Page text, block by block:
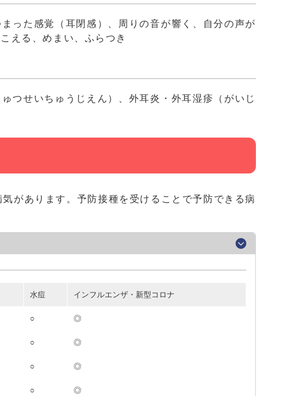
った感覚（耳閉感）、周りの音が響く、自分の声が
る、めまい、ふらつき
つせいちゅうじえん）、外耳炎・外耳湿疹（がいじ
があります。予防接種を受けることで予防できる病
水痘 インフルエンザ・新型コロナ
○ ◎
○ ◎
○ ◎
○ ◎